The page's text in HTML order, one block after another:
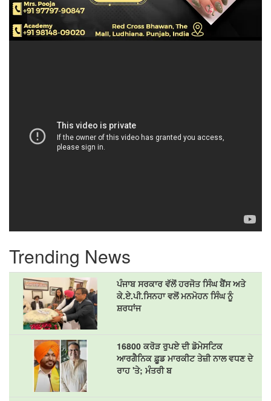
Trending News
ਪੰਜਾਬ ਸਰਕਾਰ ਵੱਲੋਂ ਹਰਜੋਤ ਸਿੰਘ ਬੈਂਸ ਅਤੇ
ਕੇ.ਏ.ਪੀ.ਸਿਨਹਾ ਵਲੋਂ ਮਨਮੋਹਨ ਸਿੰਘ ਨੂੰ
ਸ਼ਰਧਾਂਜ
16800 ਕਰੋੜ ਰੁਪਏ ਦੀ ਡੋਮੇਸਟਿਕ
ਆਰਗੈਨਿਕ ਫ਼ੂਡ ਮਾਰਕੀਟ ਤੇਜ਼ੀ ਨਾਲ ਵਧਣ ਦੇ
ਰਾਹ 'ਤੇ; ਮੰਤਰੀ ਬ